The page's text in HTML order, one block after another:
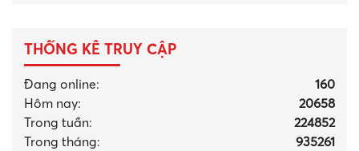
THỐNG KÊ TRUY CẬP
Đang online:
160
Hôm nay:
20658
Trong tuần:
224852
Trong tháng:
935261